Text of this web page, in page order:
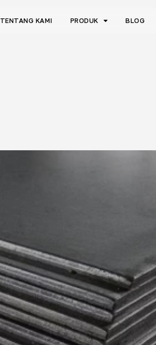
TENTANG KAMI PRODUK BLOG